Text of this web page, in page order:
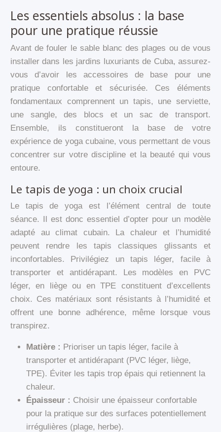
Les essentiels absolus : la base
pour une pratique réussie
Avant de fouler le sable blanc des plages ou de vous
installer dans les jardins luxuriants de Cuba, assurez-
vous d’avoir les accessoires de base pour une
pratique confortable et sécurisée. Ces éléments
fondamentaux comprennent un tapis, une serviette,
une sangle, des blocs et un sac de transport.
Ensemble, ils constitueront la base de votre
expérience de yoga cubaine, vous permettant de vous
concentrer sur votre discipline et la beauté qui vous
entoure.
Le tapis de yoga : un choix crucial
Le tapis de yoga est l’élément central de toute
séance. Il est donc essentiel d’opter pour un modèle
adapté au climat cubain. La chaleur et l’humidité
peuvent rendre les tapis classiques glissants et
inconfortables. Privilégiez un tapis léger, facile à
transporter et antidérapant. Les modèles en PVC
léger, en liège ou en TPE constituent d’excellents
choix. Ces matériaux sont résistants à l’humidité et
offrent une bonne adhérence, même lorsque vous
transpirez.
Matière : Prioriser un tapis léger, facile à
transporter et antidérapant (PVC léger, liège,
TPE). Éviter les tapis trop épais qui retiennent la
chaleur.
Épaisseur : Choisir une épaisseur confortable
pour la pratique sur des surfaces potentiellement
irrégulières (plage, herbe).